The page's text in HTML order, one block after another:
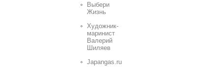
Выбери
Жизнь
Художник-
маринист
Валерий
Шиляев
Japangas.ru